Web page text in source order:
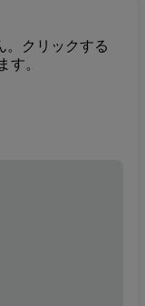
。クリックする
。